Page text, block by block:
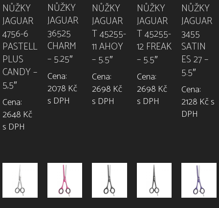
NŮŽKY
JAGUAR
4756-6
PASTELL
PLUS
CANDY –
5,5″
Cena:
2648 Kč
s DPH
NŮŽKY
JAGUAR
36525
CHARM
– 5.25″
Cena:
2078 Kč
s DPH
NŮŽKY
JAGUAR
T 45255-
11 AHOY
– 5.5″
Cena:
2698 Kč
s DPH
NŮŽKY
JAGUAR
T 45255-
12 FREAK
– 5.5″
Cena:
2698 Kč
s DPH
NŮŽKY
JAGUAR
3455
SATIN
ES 27 –
5.5″
Cena:
2128 Kč s
DPH